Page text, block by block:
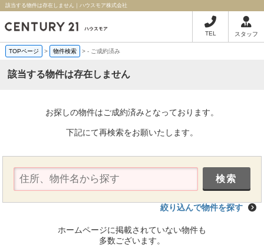
該当する物件は存在しません｜ハウスモア株式会社
TEL スタッフ
TOPページ > 物件検索 >- ご成約済み
該当する物件は存在しません
お探しの物件はご成約済みとなっております。
下記にて再検索をお願いたします。
絞り込んで物件を探す
ホームページに掲載されていない物件も
多数ございます。